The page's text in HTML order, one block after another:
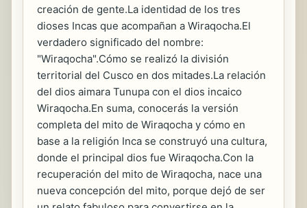
creación de gente.La identidad de los tres
dioses Incas que acompañan a Wiraqocha.El
verdadero significado del nombre:
"Wiraqocha".Cómo se realizó la división
territorial del Cusco en dos mitades.La relación
del dios aimara Tunupa con el dios incaico
Wiraqocha.En suma, conocerás la versión
completa del mito de Wiraqocha y cómo en
base a la religión Inca se construyó una cultura,
donde el principal dios fue Wiraqocha.Con la
recuperación del mito de Wiraqocha, nace una
nueva concepción del mito, porque dejó de ser